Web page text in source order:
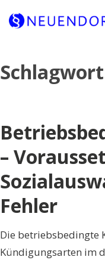
to
–
Fehler
Die betriebsbedingte
Kündigungsarten im